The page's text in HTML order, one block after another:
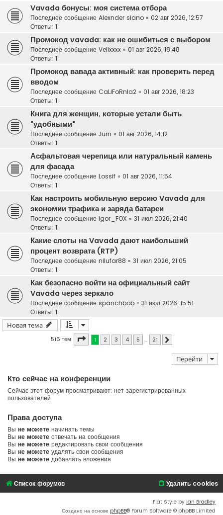
Vavada бонусы: моя система отбора
Последнее сообщение Alexnder siano « 02 авг 2026, 12:57
Ответы: 1
Промокод vavada: как не ошибиться с выбором
Последнее сообщение Velixxxx « 01 авг 2026, 18:48
Ответы: 1
Промокод вавада активный: как проверить перед
вводом
Последнее сообщение CaLiFoRnIa2 « 01 авг 2026, 18:23
Ответы: 1
Книга для женщин, которые устали быть
"удобными"
Последнее сообщение Jurn « 01 авг 2026, 14:12
Ответы: 1
Асфальтовая черепица или натуральный камень
для фасада
Последнее сообщение Lossif « 01 авг 2026, 11:54
Ответы: 1
Как настроить мобильную версию Vavada для
экономии трафика и заряда батареи
Последнее сообщение Igor_FOX « 31 июл 2026, 21:40
Ответы: 1
Какие слоты на Vavada дают наибольший
процент возврата (RTP)
Последнее сообщение nilufar88 « 31 июл 2026, 21:05
Ответы: 1
Как безопасно войти на официальный сайт
Vavada через зеркало
Последнее сообщение spanchbob « 31 июл 2026, 15:51
Ответы: 1
Новая тема
516 тем Страница 1из 21
1 2 3 4 5 … 21
Перейти
Кто сейчас на конференции
Сейчас этот форум просматривают: нет зарегистрированных
пользователей
Права доступа
Вы не можете начинать темы
Вы не можете отвечать на сообщения
Вы не можете редактировать свои сообщения
Вы не можете удалять свои сообщения
Вы не можете добавлять вложения
Список форумов Удалить cookies
Flat Style by Ian Bradley
Создано на основе phpBB® Forum Software © phpBB Limited